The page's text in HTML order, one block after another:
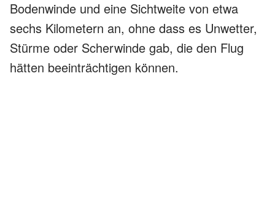
Bodenwinde und eine Sichtweite von etwa
sechs Kilometern an, ohne dass es Unwetter,
Stürme oder Scherwinde gab, die den Flug
hätten beeinträchtigen können.